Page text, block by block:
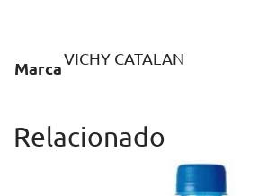
Marca
VICHY CATALAN
Relacionado